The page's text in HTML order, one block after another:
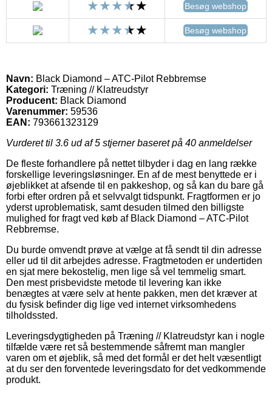
Besøg webshop
Besøg webshop
Navn: Black Diamond – ATC-Pilot Rebbremse
Kategori: Træning // Klatreudstyr
Producent: Black Diamond
Varenummer: 59536
EAN: 793661323129
Vurderet til 3.6 ud af 5 stjerner baseret på 40 anmeldelser
De fleste forhandlere på nettet tilbyder i dag en lang række
forskellige leveringsløsninger. En af de mest benyttede er i
øjeblikket at afsende til en pakkeshop, og så kan du bare gå
forbi efter ordren på et selvvalgt tidspunkt. Fragtformen er jo
yderst uproblematisk, samt desuden tilmed den billigste
mulighed for fragt ved køb af Black Diamond – ATC-Pilot
Rebbremse.
Du burde omvendt prøve at vælge at få sendt til din adresse
eller ud til dit arbejdes adresse. Fragtmetoden er undertiden
en sjat mere bekostelig, men lige så vel temmelig smart.
Den mest prisbevidste metode til levering kan ikke
benægtes at være selv at hente pakken, men det kræver at
du fysisk befinder dig lige ved internet virksomhedens
tilholdssted.
Leveringsdygtigheden på Træning // Klatreudstyr kan i nogle
tilfælde være ret så bestemmende såfremt man mangler
varen om et øjeblik, så med det formål er det helt væsentligt
at du ser den forventede leveringsdato for det vedkommende
produkt.